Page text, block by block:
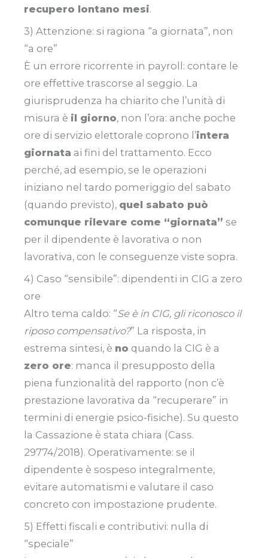
recupero lontano mesi.
3) Attenzione: si ragiona “a giornata”, non
“a ore”
È un errore ricorrente in payroll: contare le
ore effettive trascorse al seggio. La
giurisprudenza ha chiarito che l’unità di
misura è il giorno, non l’ora: anche poche
ore di servizio elettorale coprono l’intera
giornata ai fini del trattamento. Ecco
perché, ad esempio, se le operazioni
iniziano nel tardo pomeriggio del sabato
(quando previsto), quel sabato può
comunque rilevare come “giornata” se
per il dipendente è lavorativa o non
lavorativa, con le conseguenze viste sopra.
4) Caso “sensibile”: dipendenti in CIG a zero
ore
Altro tema caldo: “Se è in CIG, gli riconosco il
riposo compensativo?” La risposta, in
estrema sintesi, è no quando la CIG è a
zero ore: manca il presupposto della
piena funzionalità del rapporto (non c’è
prestazione lavorativa da “recuperare” in
termini di energie psico-fisiche). Su questo
la Cassazione è stata chiara (Cass.
29774/2018). Operativamente: se il
dipendente è sospeso integralmente,
evitare automatismi e valutare il caso
concreto con impostazione prudente.
5) Effetti fiscali e contributivi: nulla di
“speciale”